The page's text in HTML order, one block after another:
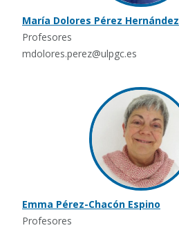
María Dolores Pérez Hernández
Profesores
mdolores.perez@ulpgc.es
Emma Pérez-Chacón Espino
Profesores